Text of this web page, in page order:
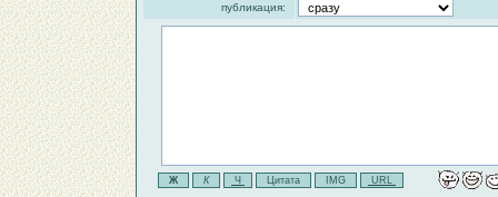
публикация: